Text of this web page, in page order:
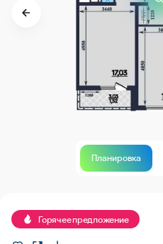
Планировка
Горячее предложение